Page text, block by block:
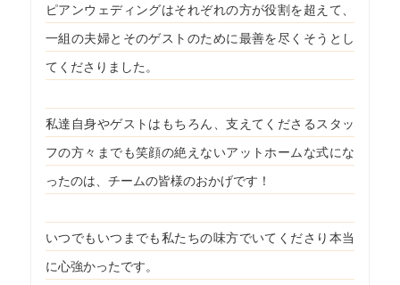
ピアンウェディングはそれぞれの方が役割を超えて、
一組の夫婦とそのゲストのために最善を尽くそうとし
てくださりました。
私達自身やゲストはもちろん、支えてくださるスタッ
フの方々までも笑顔の絶えないアットホームな式にな
ったのは、チームの皆様のおかげです！
いつでもいつまでも私たちの味方でいてくださり本当
に心強かったです。